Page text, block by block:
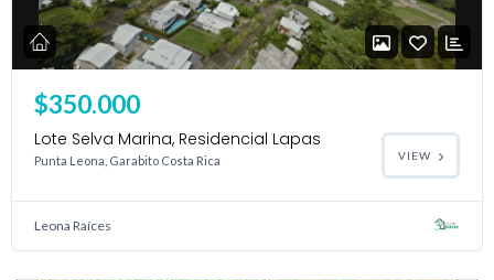
$350.000
Lote Selva Marina, Residencial Lapas
Punta Leona, Garabito Costa Rica VIEW
Leona Raíces